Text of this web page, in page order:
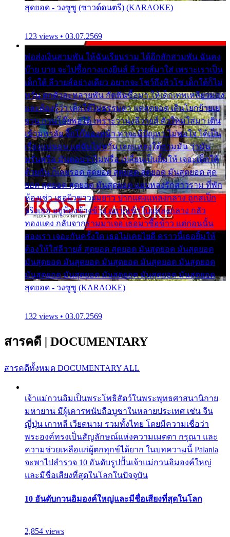
สุดยอด - วงซูซู (ซาวด์ดนตรี) (KARAOKE)
123 views • 03.07.2569
พ่อส่งเงินสามพัน ให้ฉันเรียนราม ได้อีกสักสามพัน ฉันคง
บ๊าย บาย จะไปซื้อกางเกงยีนส์ ลีวายส์มาใส่ เพราะเราเป็น
เด็กใต้ ลีวายส์อย่างเดียว อยากจะโชว์ถึงหิวโซ เด็กใต้ก็ไม่
หวั่น ตกตัวละหลายพัน กัดฟันซื้อมา ให้เด็กเทพเหลียวมอง
และต้องรู้ว่า เด็กใต้ไม่ธรรมดา แต่สุดยอด เดินโยกย้ายเย
ยวน กวนโอ๊ยพอได้ เพราะว่านุ่งลีวายส์ ตัวใหม่ใส่มา เดิน
เข้ามหาลัย จิ๊กโก๊มองหน้า ท่าจะมีปัญหา ไม่พอใจ ได้เป็น
เรื่องแน่นอน แต่ฉันไม่หวั่น เลยแหลงใต้ถามมัน ว่ามัน
พรั่นพรือ มันตอบว่าไม่พรื่อ เปลี่ยนเป็นยิ้มให้ เจอะเด็กใต้
ด้วยกัน ก็เลยรอด สุดยอด สุดยอด สุดยอด มันสุดยอด สุด
ยอด สุดยอด สุดยอด มันสุดยอด แอบหลงรักสาวราม ที่พัก
ห้องเช่า เธอผิวขาวผมยาว ปากแดงแหลงกลาง ถูกสเป็ก
จริงเธอ อยู่ห้องข้างข้าง อยากเข้าไปแหลงกลาง กลัว
ทองแดง กลับจากรามมาเจอ เธอมาซื้อข้าว แต่ก่อนนั้น
สองเรา เจอะกันครั้งใด เธอไม่เคยไยดี คราวนี้เธอยิ้มให้
ต้องให้ใส่ลีวายส์ สุดยอด สุดยอด มันสุดยอด มันสุดยอด
มันสุดยอด มันสุดยอด มันสุดยอด มันสุดยอด มันสุดยอด
มันสุดยอด มันสุดยอด มันสุดยอด มันสุดยอด มันสุดยอด
สุดยอด - วงซูซู (KARAOKE)
132 views • 03.07.2569
สารคดี | DOCUMENTARY
สารคดีทั้งหมด DOCUMENTARY ALL
เจ้าแม่กวนอิมเป็นพระโพธิสัตว์ในพระพุทธศาสนานิกาย
มหายาน มีผู้เคารพนับถือบูชาในหลายประเทศ เช่น จีน
ญี่ปุ่น เกาหลี เวียดนาม รวมทั้งไทย โดยมีความเชื่อว่า
พระองค์ทรงเป็นสัญลักษณ์แห่งความเมตตา กรุณา และ
ความช่วยเหลือแก่ผู้ตกทุกข์ได้ยาก ในบทความนี้ Palanla
จะพาไปสำรวจ 10 อันดับรูปปั้นเจ้าแม่กวนอิมองค์ใหญ่
และมีชื่อเสียงที่สุดในโลกในปัจจุบัน
10 อันดับกวนอิมองค์ใหญ่และมีชื่อเสียงที่สุดในโลก
2,854 views